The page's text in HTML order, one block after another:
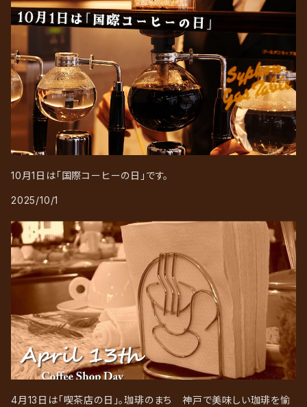
10月1日は「国際コーヒーの日」です。
2025/10/1
4月13日は「喫茶店の日」。珈琲のまち 神戸で美味しい珈琲を愉